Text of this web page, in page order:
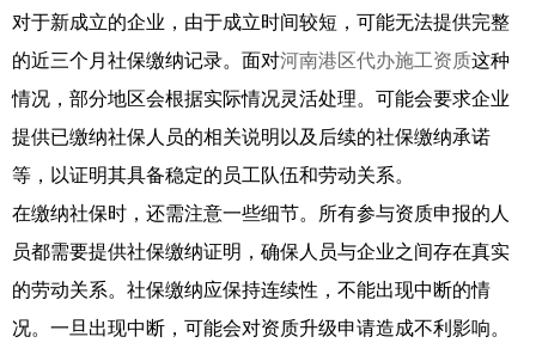
对于新成立的企业，由于成立时间较短，可能无法提供完整
的近三个月社保缴纳记录。面对河南港区代办施工资质这种
情况，部分地区会根据实际情况灵活处理。可能会要求企业
提供已缴纳社保人员的相关说明以及后续的社保缴纳承诺
等，以证明其具备稳定的员工队伍和劳动关系。
在缴纳社保时，还需注意一些细节。所有参与资质申报的人
员都需要提供社保缴纳证明，确保人员与企业之间存在真实
的劳动关系。社保缴纳应保持连续性，不能出现中断的情
况。一旦出现中断，可能会对资质升级申请造成不利影响。